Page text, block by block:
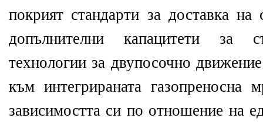
покрият стандарти за доставка на
допълнителни капацитети за
технологии за двупосочно
към интегрираната
зависимостта си по отношение на